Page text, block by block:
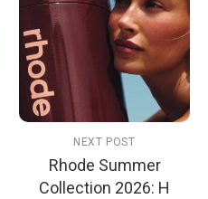
NEXT POST
Rhode Summer
Collection 2026: Η